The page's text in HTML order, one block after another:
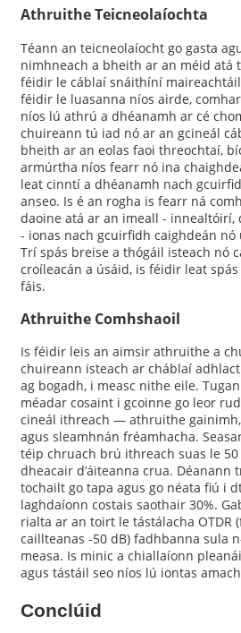
Athruithe Teicneolaíochta
Téann an teicneolaíocht go gasta
nimhneach a bheith ar an méid atá
féidir le cáblaí snáithíní
féidir le luasanna níos airde,
níos lú athrú a dhéanamh ar cé
chuireann tú iad nó ar an gcineál
bheith ar an eolas faoi threochtaí,
armúrtha níos fearr nó ina
leat cinntí a dhéanamh nach
anseo. Is é an rogha is fearr ná
daoine atá ar an imeall -
- ionas nach gcuirfidh caighdeán
Trí spás breise a thógáil isteach nó
croíleacán a úsáid, is féidir leat
fáis.
Athruithe Comhshaoil
Is féidir leis an aimsir athruithe a
chuireann isteach ar cháblaí
ag bogadh, i measc nithe eile.
méadar cosaint i gcoinne go leor
cineál ithreach — athruithe
agus sleamhnán fréamhacha.
téip chruach brú ithreach suas le
dheacair d’áiteanna crua. Déanann
tochailt go tapa agus go néata fiú i
laghdaíonn costais saothair 30%.
rialta ar an toirt le tástálacha OTDR
caillteanas -50 dB) fadhbanna sula
measa. Is minic a chiallaíonn
agus tástáil seo níos lú iontas
Conclúid